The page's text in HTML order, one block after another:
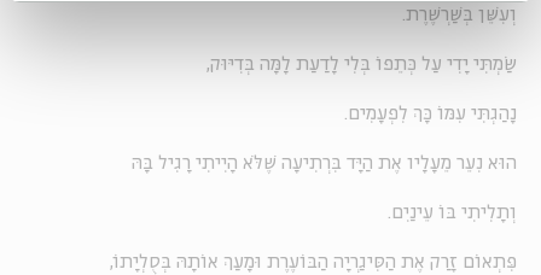
וְעִשֵּׁן בְּשַׁרְשֶׁרֶת.
שַׂמְתִּי יָדִי עַל כְּתֵפוֹ בְּלִי לָדַעַת לָמָּה בְּדִיּוּק,
נָהַגְתִּי עִמּוֹ כָּךְ לִפְעָמִים.
הוּא נִעֵר מֵעָלָיו אֶת הַיָּד בִּרְתִיעָה שֶׁלֹּא הָיִיתִי רָגִיל בָּהּ
וְתָלִיתִי בּוֹ עֵינַיִם.
פִּתְאוֹם זָרַק אֶת הַסִּיגַרְיָה הַבּוֹעֶרֶת וּמָעַךְ אוֹתָהּ בְּסֻלְיָתוֹ,